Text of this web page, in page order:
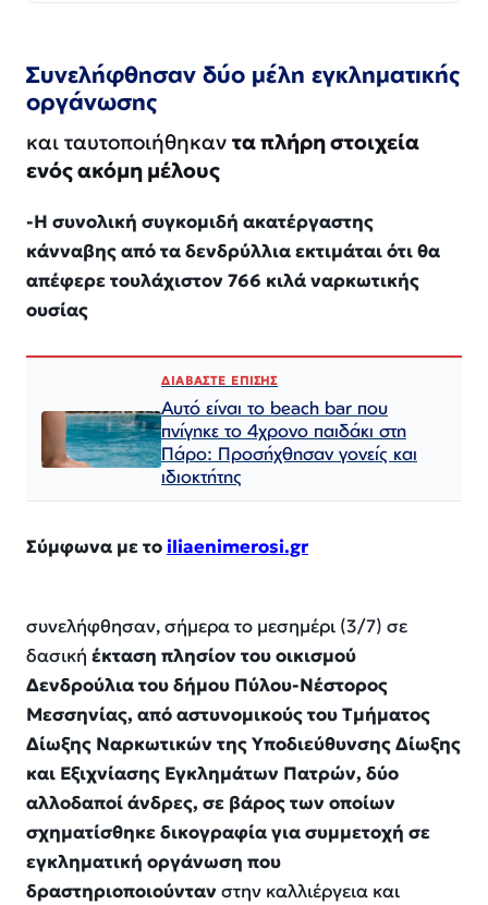
Συνελήφθησαν δύο μέλη εγκληματικής
οργάνωσης
και ταυτοποιήθηκαν τα πλήρη στοιχεία
ενός ακόμη μέλους
-Η συνολική συγκομιδή ακατέργαστης
κάνναβης από τα δενδρύλλια εκτιμάται ότι θα
απέφερε τουλάχιστον 766 κιλά ναρκωτικής
ουσίας
ΔΙΑΒΑΣΤΕ ΕΠΙΣΗΣ
Αυτό είναι το beach bar που
πνίγηκε το 4χρονο παιδάκι στη
Πάρο: Προσήχθησαν γονείς και
ιδιοκτήτης
Σύμφωνα με το iliaenimerosi.gr
συνελήφθησαν, σήμερα το μεσημέρι (3/7) σε
δασική έκταση πλησίον του οικισμού
Δενδρούλια του δήμου Πύλου-Νέστορος
Μεσσηνίας, από αστυνομικούς του Τμήματος
Δίωξης Ναρκωτικών της Υποδιεύθυνσης Δίωξης
και Εξιχνίασης Εγκλημάτων Πατρών, δύο
αλλοδαποί άνδρες, σε βάρος των οποίων
σχηματίσθηκε δικογραφία για συμμετοχή σε
εγκληματική οργάνωση που
δραστηριοποιούντανστην καλλιέργεια και